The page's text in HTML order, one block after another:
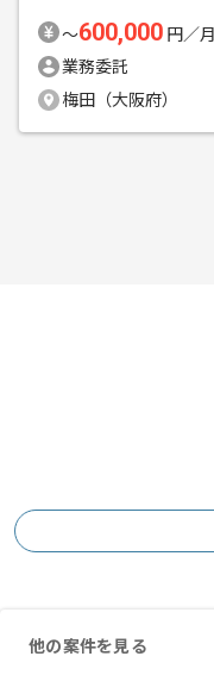
〜600,000 円／月
業務委託
梅田（大阪府）
他の案件を見る